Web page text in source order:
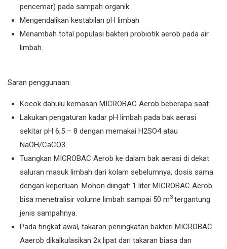
pencemar) pada sampah organik.
Mengendalikan kestabilan pH limbah
Menambah total populasi bakteri probiotik aerob pada air
limbah.
Saran penggunaan:
Kocok dahulu kemasan MICROBAC Aerob beberapa saat.
Lakukan pengaturan kadar pH limbah pada bak aerasi
sekitar pH 6,5 – 8 dengan memakai H2SO4 atau
NaOH/CaCO3.
Tuangkan MICROBAC Aerob ke dalam bak aerasi di dekat
saluran masuk limbah dari kolam sebelumnya, dosis sama
dengan keperluan. Mohon diingat: 1 liter MICROBAC Aerob
bisa menetralisir volume limbah sampai 50 m3 tergantung
jenis sampahnya.
Pada tingkat awal, takaran peningkatan bakteri MICROBAC
Aaerob dikalkulasikan 2x lipat dari takaran biasa dan